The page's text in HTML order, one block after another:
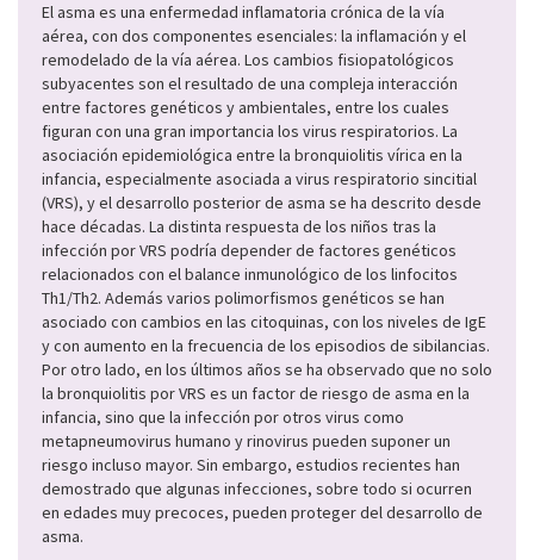
El asma es una enfermedad inflamatoria crónica de la vía
aérea, con dos componentes esenciales: la inflamación y el
remodelado de la vía aérea. Los cambios fisiopatológicos
subyacentes son el resultado de una compleja interacción
entre factores genéticos y ambientales, entre los cuales
figuran con una gran importancia los virus respiratorios. La
asociación epidemiológica entre la bronquiolitis vírica en la
infancia, especialmente asociada a virus respiratorio sincitial
(VRS), y el desarrollo posterior de asma se ha descrito desde
hace décadas. La distinta respuesta de los niños tras la
infección por VRS podría depender de factores genéticos
relacionados con el balance inmunológico de los linfocitos
Th1/Th2. Además varios polimorfismos genéticos se han
asociado con cambios en las citoquinas, con los niveles de IgE
y con aumento en la frecuencia de los episodios de sibilancias.
Por otro lado, en los últimos años se ha observado que no solo
la bronquiolitis por VRS es un factor de riesgo de asma en la
infancia, sino que la infección por otros virus como
metapneumovirus humano y rinovirus pueden suponer un
riesgo incluso mayor. Sin embargo, estudios recientes han
demostrado que algunas infecciones, sobre todo si ocurren
en edades muy precoces, pueden proteger del desarrollo de
asma.